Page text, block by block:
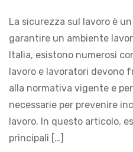
La sicurezza sul lavoro è
garantire un ambiente
Italia, esistono numerosi
lavoro e lavoratori devono
alla normativa vigente e
necessarie per prevenire
lavoro. In questo articolo,
principali […]